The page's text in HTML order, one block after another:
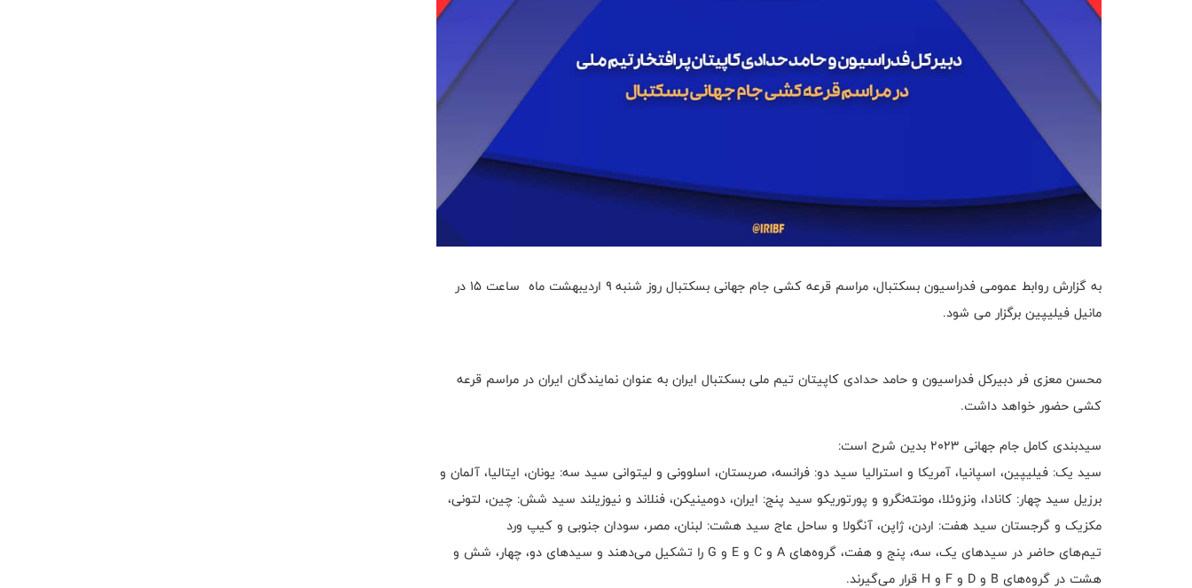
به گزارش روابط عمومی فدراسیون بسکتبال، مراسم قرعه کشی جام جهانی بسکتبال روز شنبه ۹ اردیبهشت ماه ساعت ۱۵ در
مانیل فیلیپین برگزار می شود.
محسن معزی فر دبیرکل فدراسیون و حامد حدادی کاپیتان تیم ملی بسکتبال ایران به عنوان نمایندگان ایران در مراسم قرعه
کشی حضور خواهد داشت.
سیدبندی کامل جام جهانی ۲۰۲۳ بدین شرح است:
سید یک: فیلیپین، اسپانیا، آمریکا و استرالیا سید دو: فرانسه، صربستان، اسلوونی و لیتوانی سید سه: یونان، ایتالیا، آلمان و
برزیل سید چهار: کانادا، ونزوئلا، مونته‌نگرو و پورتوریکو سید پنج: ایران، دومینیکن، فنلاند و نیوزیلند سید شش: چین، لتونی،
مکزیک و گرجستان سید هفت: اردن، ژاپن، آنگولا و ساحل عاج سید هشت: لبنان، مصر، سودان جنوبی و کیپ ورد
تیم‌های حاضر در سیدهای یک، سه، پنج و هفت، گروه‌های A و C و E و G را تشکیل می‌دهند و سیدهای دو، چهار، شش و
هشت در گروه‌های B و D و F و H قرار می‌گیرند.